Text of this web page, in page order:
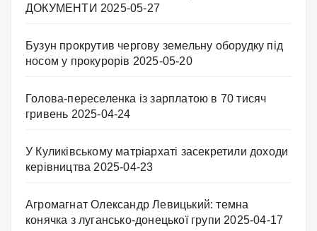
ДОКУМЕНТИ 2025-05-27
Бузун прокрутив чергову земельну оборудку під
носом у прокурорів 2025-05-20
Голова-переселенка із зарплатою в 70 тисяч
гривень 2025-04-24
У Куликівському матріархаті засекретили доходи
керівництва 2025-04-23
Агромагнат Олександр Левицький: темна
конячка з лугансько-донецької групи 2025-04-17